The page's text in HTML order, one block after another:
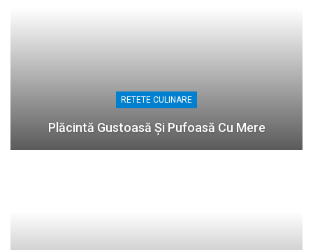
RETETE CULINARE
Plăcintă Gustoasă Și Pufoasă Cu Mere